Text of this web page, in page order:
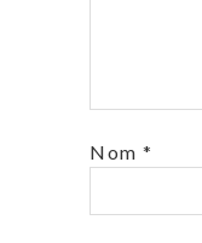
Nom *